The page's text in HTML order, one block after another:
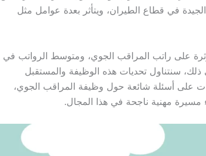
في قطاع الطيران، ويتأثر بعدة عوامل مثل
على راتب المراقب الجوي، ومتوسط الرواتب في
ذلك، سنتناول تحديات هذه الوظيفة والمستقبل
على أسئلة شائعة حول وظيفة المراقب الجوي،
مهنية ناجحة في هذا المجال.